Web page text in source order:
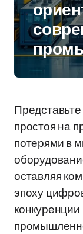
простоя на
потерями в
оставляя
эпоху